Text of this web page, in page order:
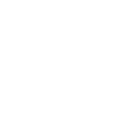
A-Z finden Sie
Sachgebiete zur Online-
buchen